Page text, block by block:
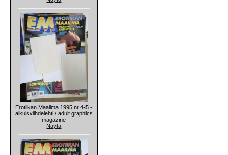
Erotiikan Maailma 1995 nr 4-5 -
aikuisviihdelehti / adult graphics
magazine
Näytä